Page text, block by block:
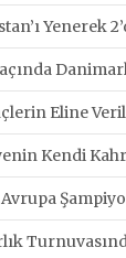
Yenerek
Eline
Kendi